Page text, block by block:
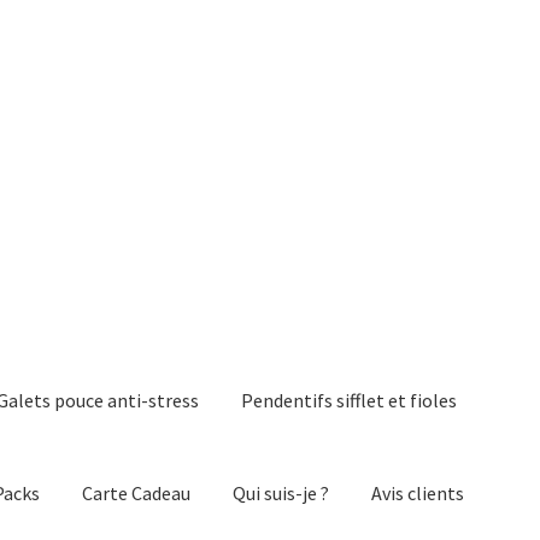
pouce anti-stress Pendentifs sifflet et fioles
Carte Cadeau Qui suis-je ? Avis clients